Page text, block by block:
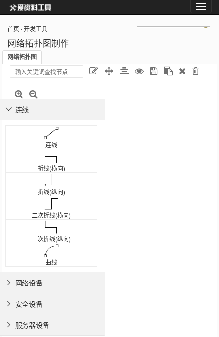
首页-开发工具
网络拓扑图制作
网络拓扑图
连线

连线
折线(横向)
折线(纵向)
二次折线(横向)
二次折线(纵向)
曲线
网络设备

安全设备

服务器设备
